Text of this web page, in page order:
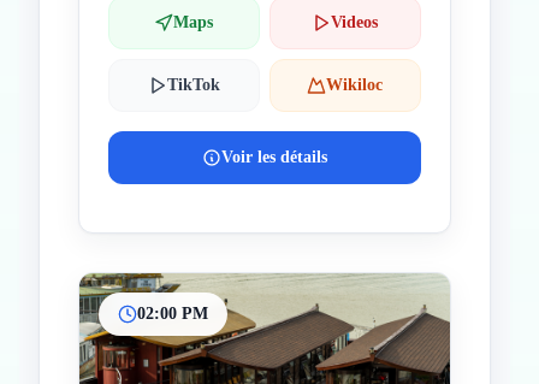
Maps Videos
TikTok Wikiloc
Voir les détails
02:00 PM